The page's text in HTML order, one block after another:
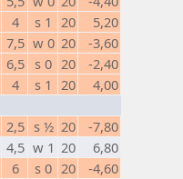
4 s 1 20
5,20
7,5 w 0 20
-3,60
6,5 s 0 20
-2,40
4 s 1 20
4,00
2,5 s ½ 20
-7,80
4,5 w 1 20
6,80
6 s 0 20
-4,60